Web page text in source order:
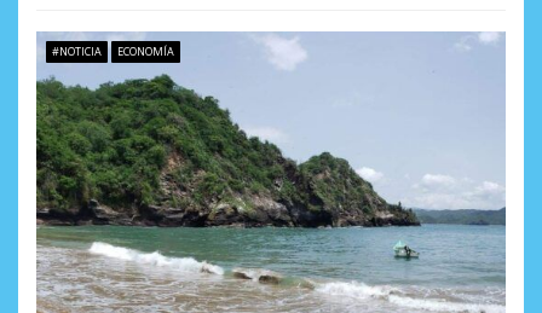
#NOTICIA ECONOMÍA